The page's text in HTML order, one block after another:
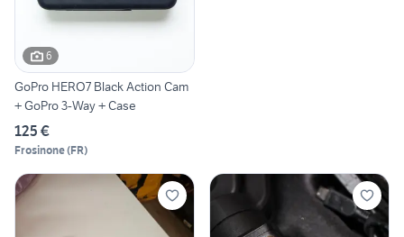
6
GoPro HERO7 Black Action Cam
+ GoPro 3-Way + Case
125 €
Frosinone(FR)